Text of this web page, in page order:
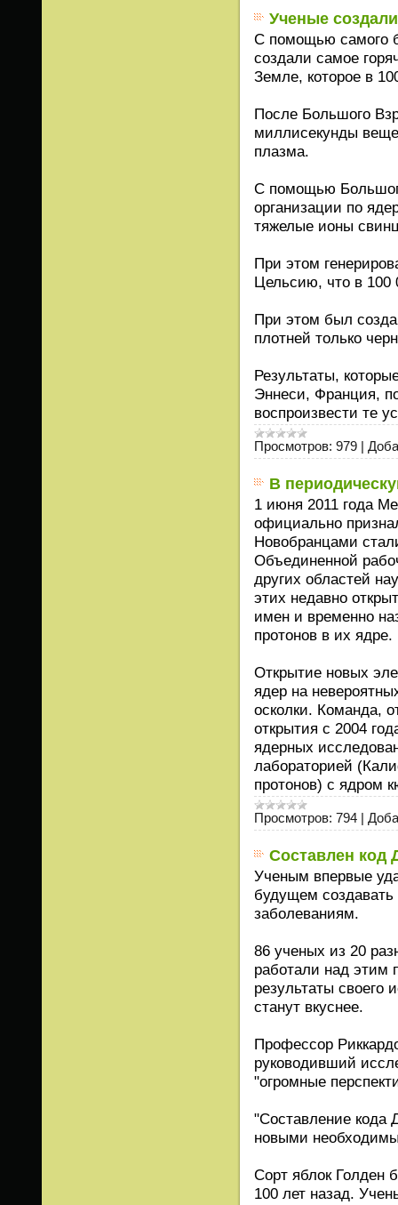
Ученые
С помощью самого
создали самое
Земле, которое в
После Большого
миллисекунды
плазма.
С помощью
организации по
тяжелые ионы
При этом
Цельсию, что в 100
При этом был
плотней только
Результаты,
Эннеси, Франция,
воспроизвести те
Просмотров: 979 |
В
1 июня 2011 года
официально
Новобранцами
Объединенной
других областей
этих недавно
имен и временно
протонов в их ядре.
Открытие новых
ядер на
осколки. Команда,
открытия с 2004
ядерных
лабораторией
протонов) с ядром
Просмотров: 794 |
Составлен код
Ученым впервые
будущем создавать
заболеваниям.
86 ученых из 20
работали над этим
результаты своего
станут вкуснее.
Профессор
руководивший
"огромные
"Составление кода
новыми
Сорт яблок Голден
100 лет назад.